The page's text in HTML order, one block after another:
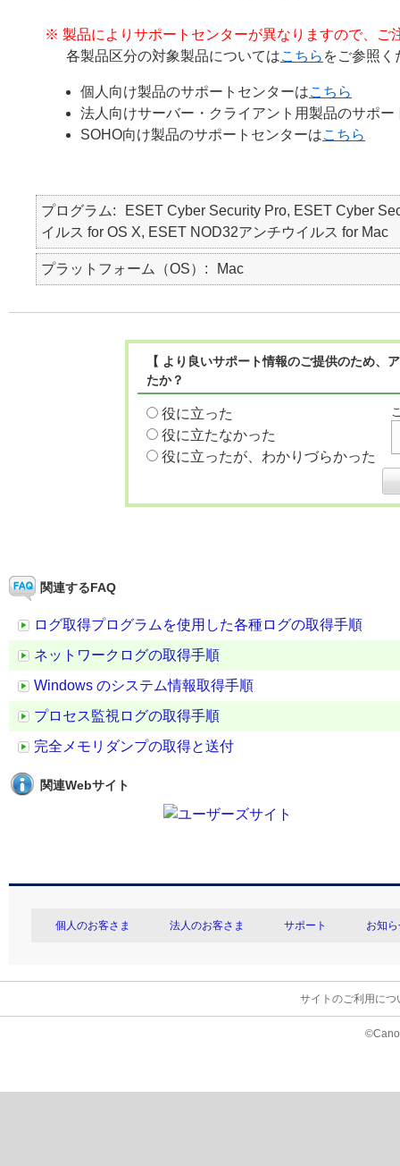
※ 製品によりサポートセンターが異なりますので、ご
各製品区分の対象製品についてはこちら をご参照く
個人向け製品のサポートセンターはこちら
法人向けサーバー・クライアント用製品のサポー
SOHO向け製品のサポートセンターはこちら
プログラム
ESET Cyber Security Pro, ESET Cyber
イルス for OS X, ESET NOD32アンチウイルス for Mac
プラットフォーム（OS） Mac
【 より良いサポート情報のご提供のため
たか？
役に立った
役に立たなかった
役に立ったが、わかりづらかった
関連するFAQ
ログ取得プログラムを使用した各種ログの取得手順
ネットワークログの取得手順
Windows のシステム情報取得手順
プロセス監視ログの取得手順
完全メモリダンプの取得と送付
関連Webサイト
個人のお客さま 法人のお客さま サポート お知
サイトのご利用につ